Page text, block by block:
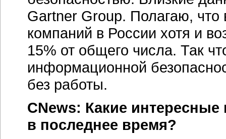
Gartner Group. Полагаю, что
компаний в России хотя и
15% от общего числа. Так
информационной
без работы.
CNews: Какие
в последнее время?